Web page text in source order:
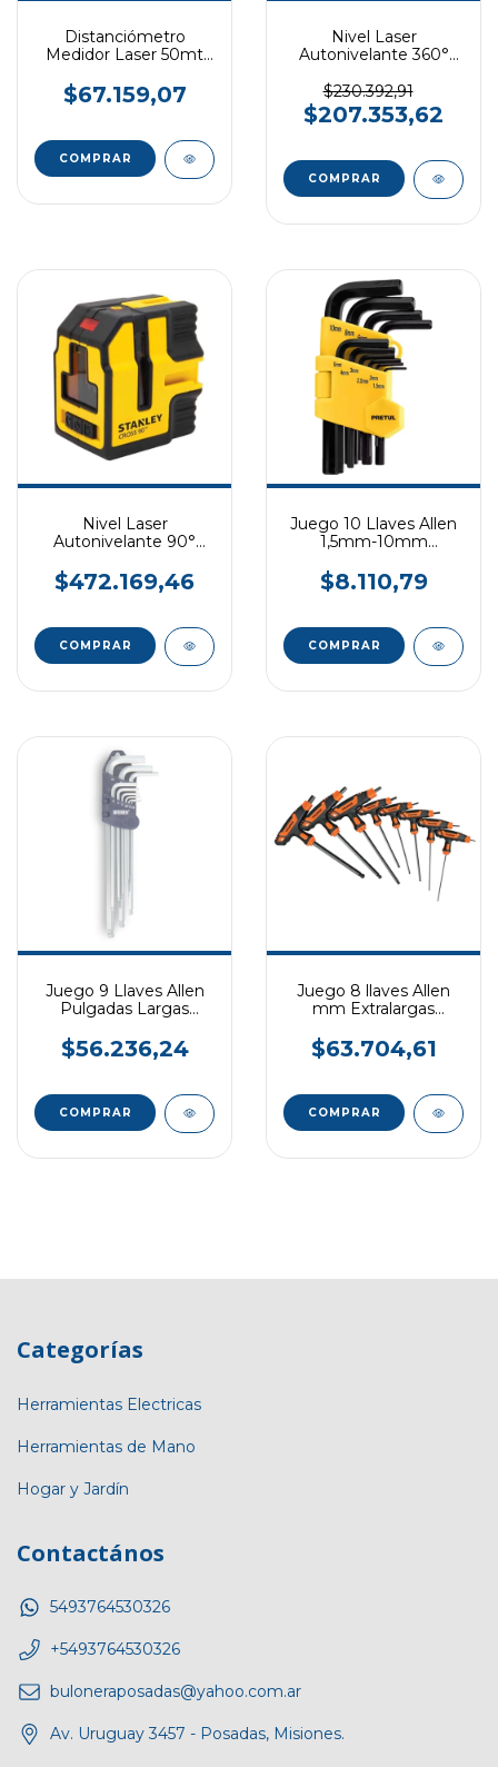
Distanciómetro
Medidor Laser 50mt
BAROVO
$67.159,07
Nivel Laser
Autonivelante 360°
$230.392,91
$207.353,62
Nivel Laser
Autonivelante 90°
$472.169,46
Juego 10 Llaves Allen
1,5mm-10mm
$8.110,79
Juego 9 Llaves Allen
Pulgadas Largas
$56.236,24
Juego 8 llaves Allen
mm Extralargas
$63.704,61
Categorías
Herramientas Electricas
Herramientas de Mano
Hogar y Jardín
Contactános
5493764530326
+5493764530326
buloneraposadas@yahoo.com.ar
Av. Uruguay 3457 - Posadas, Misiones.